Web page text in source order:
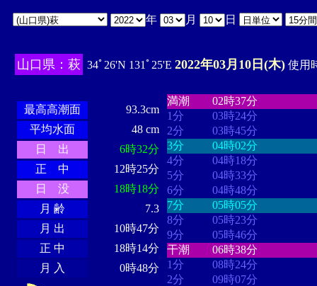
年 月 日
山口県：萩 34ﾟ26'N 131ﾟ25'E 2022年03月10日(木) 使用
最高高潮面
93.3cm
平均水面
48 cm
日 出
6時32分
正 中
12時25分
日 没
18時18分
月 齢
7.3
月 出
10時47分
正 中
18時14分
月 入
0時48分
満潮
02時37分
1分
03時24分
2分
03時45分
3分
04時02分
4分
04時18分
5分
04時33分
6分
04時48分
7分
05時05分
8分
05時23分
9分
05時46分
干潮
06時38分
1分
08時24分
2分
09時07分